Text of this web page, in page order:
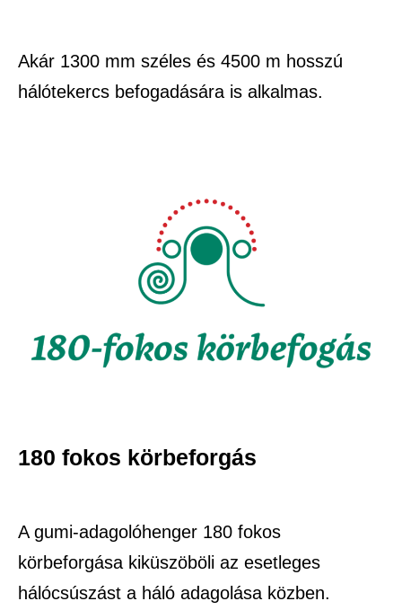
Akár 1300 mm széles és 4500 m hosszú
hálótekercs befogadására is alkalmas.
180 fokos körbeforgás
A gumi-adagolóhenger 180 fokos
körbeforgása kiküszöböli az esetleges
hálócsúszást a háló adagolása közben.